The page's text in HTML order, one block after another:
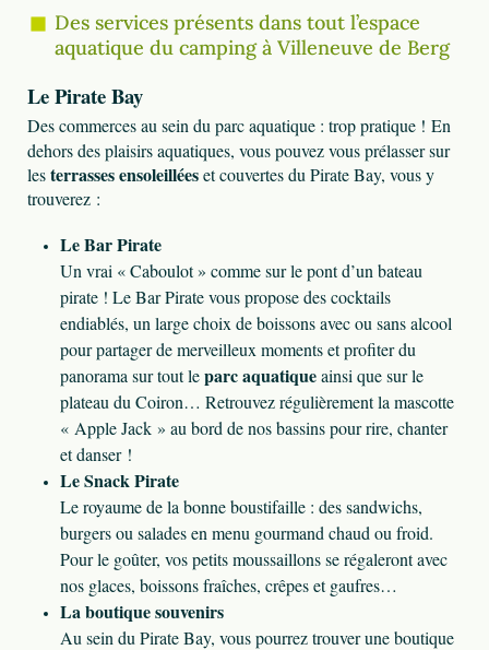
Des services présents dans tout l’espace
aquatique du camping à Villeneuve de Berg
Le Pirate Bay
Des commerces au sein du parc aquatique : trop pratique ! En
dehors des plaisirs aquatiques, vous pouvez vous prélasser sur
lesterrasses ensoleilléeset couvertes du Pirate Bay, vous y
trouverez :
Le Bar Pirate
Un vrai « Caboulot » comme sur le pont d’un bateau
pirate ! Le Bar Pirate vous propose des cocktails
endiablés, un large choix de boissons avec ou sans alcool
pour partager de merveilleux moments et profiter du
panorama sur tout leparc aquatiqueainsi que sur le
plateau du Coiron… Retrouvez régulièrement la mascotte
« Apple Jack » au bord de nos bassins pour rire, chanter
et danser !
Le Snack Pirate
Le royaume de la bonne boustifaille : des sandwichs,
burgers ou salades en menu gourmand chaud ou froid.
Pour le goûter, vos petits moussaillons se régaleront avec
nos glaces, boissons fraîches, crêpes et gaufres…
La boutique souvenirs
Au sein du Pirate Bay, vous pourrez trouver une boutique